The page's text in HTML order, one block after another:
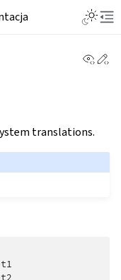
translations.